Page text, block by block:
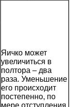
Яичко может
увеличиться в
полтора – два
раза. Уменьшение
его происходит
постепенно, по
мере отступления